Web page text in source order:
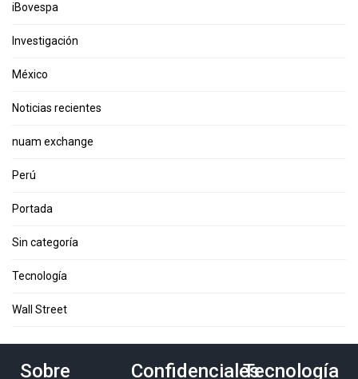
iBovespa
Investigación
México
Noticias recientes
nuam exchange
Perú
Portada
Sin categoría
Tecnología
Wall Street
Sobre
ConfidencialesTecnología